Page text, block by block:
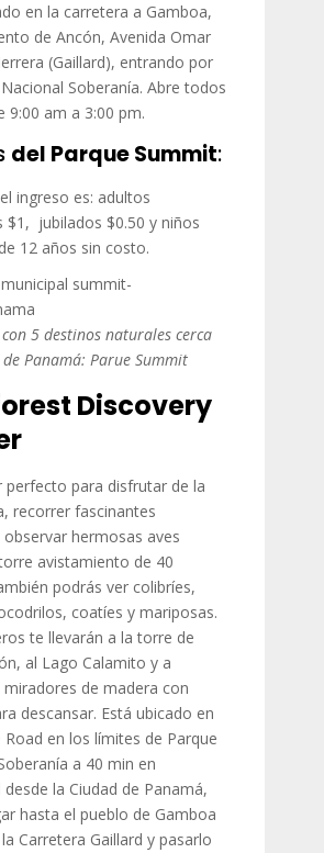
en la carretera a Gamboa,
de Ancón, Avenida Omar
(Gaillard), entrando por
Soberanía. Abre todos
9:00 am a 3:00 pm.
del Parque Summit:
ingreso es: adultos
$1, jubilados $0.50 y niños
12 años sin costo.
5 destinos naturales cerca
Panamá: Parue Summit
Discovery
perfecto para disfrutar de la
recorrer fascinantes
observar hermosas aves
avistamiento de 40
podrás ver colibríes,
coatíes y mariposas.
te llevarán a la torre de
al Lago Calamito y a
de madera con
descansar. Está ubicado en
Road en los límites de Parque
a 40 min en
la Ciudad de Panamá,
hasta el pueblo de Gamboa
Carretera Gaillard y pasarlo